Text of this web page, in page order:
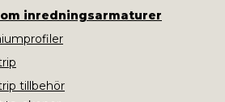
inredningsarmaturer
tillbehör